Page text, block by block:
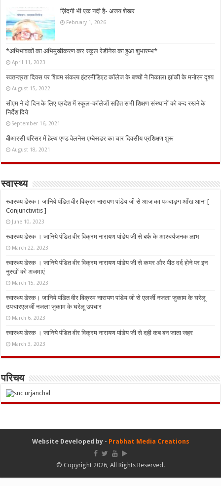
ज़िंदगी भी एक नदी है- अजय शेखर
February 1, 2026
*अभिभावकों का अभिमुखीकरण कर स्कूल रेडीनेस का हुआ शुभारम्भ*
April 11, 2023
स्वतन्त्रता दिवस पर शिवम संकल्प इंटरमीडिएट कॉलेज के बच्चों ने निकाला झांकी के मनोरम दृश्य
August 15, 2022
सीएम ने दो दिन के लिए प्रदेश में स्कूल-कॉलेजों सहित सभी शिक्षण संस्थानों को बन्द रखने के
निर्देश दिये
September 16, 2021
बीआरसी परिसर में हेल्थ एण्ड वेलनेस एम्बेसडर का चार दिवसीय प्रशिक्षण शुरू
August 18, 2021
स्वास्थ्य
स्वास्थ्य डेस्क। जानिये पंडित वीर विक्रम नारायण पांडेय जी से आज का पञ्चाङ्ग आँख आना [
Conjunctivitis ]
June 10, 2023
स्वास्थ्य डेस्क । जानिये पंडित वीर विक्रम नारायण पांडेय जी से बर्फ के आश्चर्यजनक लाभ
March 22, 2023
स्वास्थ्य डेस्क । जानिये पंडित वीर विक्रम नारायण पांडेय जी से कमर और पीठ दर्द होने पर इन
नुस्‍खों को अजमाएं
March 15, 2023
स्वास्थ्य डेस्क। जानिये पंडित वीर विक्रम नारायण पांडेय जी से एलर्जी नजला जुकाम के घरेलू
उपचारएलर्जी नजला जुकाम के घरेलू उपचार
March 6, 2023
स्वास्थ्य डेस्क । जानिये पंडित वीर विक्रम नारायण पांडेय जी से दही कब बन जाता जहर
March 3, 2023
परिचय
Website Developed by - Prabhat Media Creations
© Copyright 2026, All Rights Reserved.